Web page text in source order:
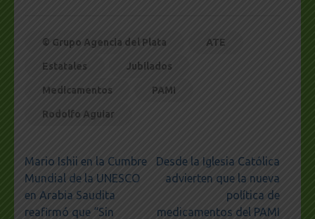
© Grupo Agencia del Plata ATE
Estatales Jubilados
Medicamentos PAMI
Rodolfo Aguiar
Navegación
de
entradas
Mario Ishii en la Cumbre
Mundial de la UNESCO
en Arabia Saudita
reafirmó que “Sin
Desde la Iglesia Católica
advierten que la nueva
política de
medicamentos del PAMI